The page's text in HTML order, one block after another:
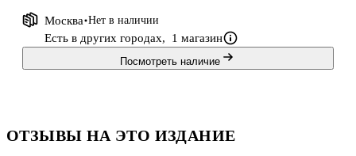
Москва Нет в наличии
Есть в других городах, 1 магазин
Посмотреть наличие
ОТЗЫВЫ НА ЭТО ИЗДАНИЕ